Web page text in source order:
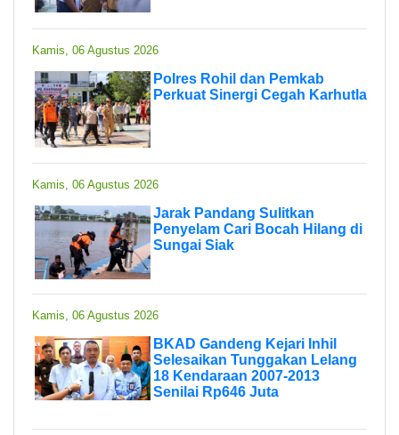
Kamis, 06 Agustus 2026
Polres Rohil dan Pemkab
Perkuat Sinergi Cegah Karhutla
Kamis, 06 Agustus 2026
Jarak Pandang Sulitkan
Penyelam Cari Bocah Hilang di
Sungai Siak
Kamis, 06 Agustus 2026
BKAD Gandeng Kejari Inhil
Selesaikan Tunggakan Lelang
18 Kendaraan 2007-2013
Senilai Rp646 Juta